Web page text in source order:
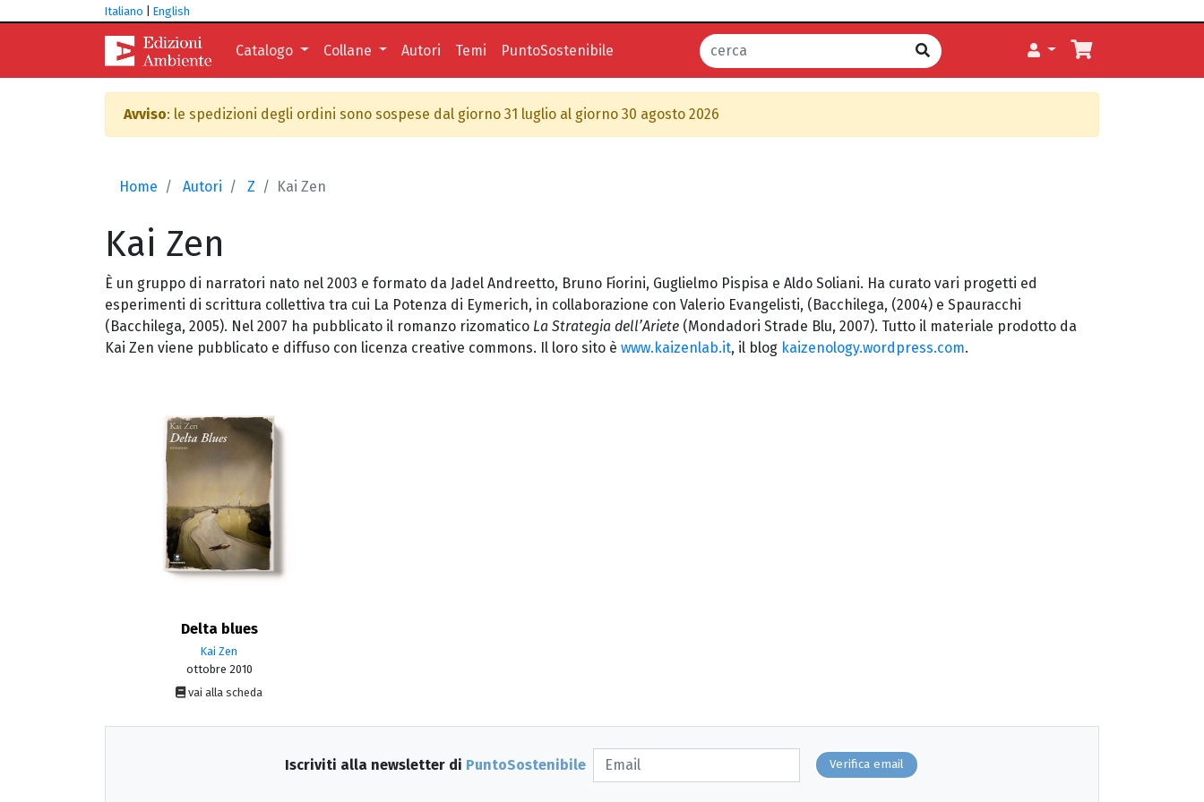
Italiano English
Catalogo Collane Autori Temi PuntoSostenibile
Avviso: le spedizioni degli ordini sono sospese dal giorno 31 luglio al giorno 30 agosto 2026
Home Autori Z Kai Zen
Kai Zen
È un gruppo di narratori nato nel 2003 e formato da Jadel Andreetto, Bruno Fiorini, Guglielmo Pispisa e Aldo Soliani. Ha curato vari progetti ed
esperimenti di scrittura collettiva tra cui La Potenza di Eymerich, in collaborazione con Valerio Evangelisti, (Bacchilega, (2004) e Spauracchi
(Bacchilega, 2005). Nel 2007 ha pubblicato il romanzo rizomatico La Strategia dell’Ariete (Mondadori Strade Blu, 2007). Tutto il materiale prodotto da
Kai Zen viene pubblicato e diffuso con licenza creative commons. Il loro sito è www.kaizenlab.it, il blog kaizenology.wordpress.com.
Delta blues
Kai Zen
ottobre 2010
vai alla scheda
Iscriviti alla newsletter di PuntoSostenibile Verifica email